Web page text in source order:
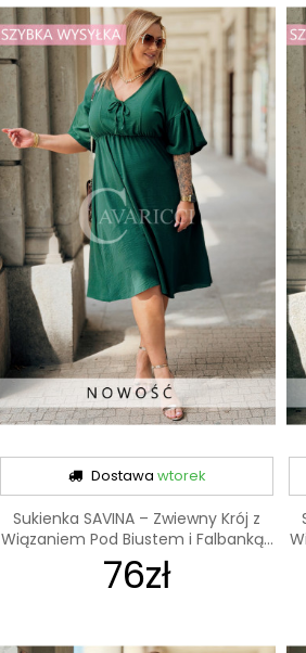
Dostawa wtorek
Sukienka SAVINA – Zwiewny Krój z
Wiązaniem Pod Biustem i Falbanką...
76zł